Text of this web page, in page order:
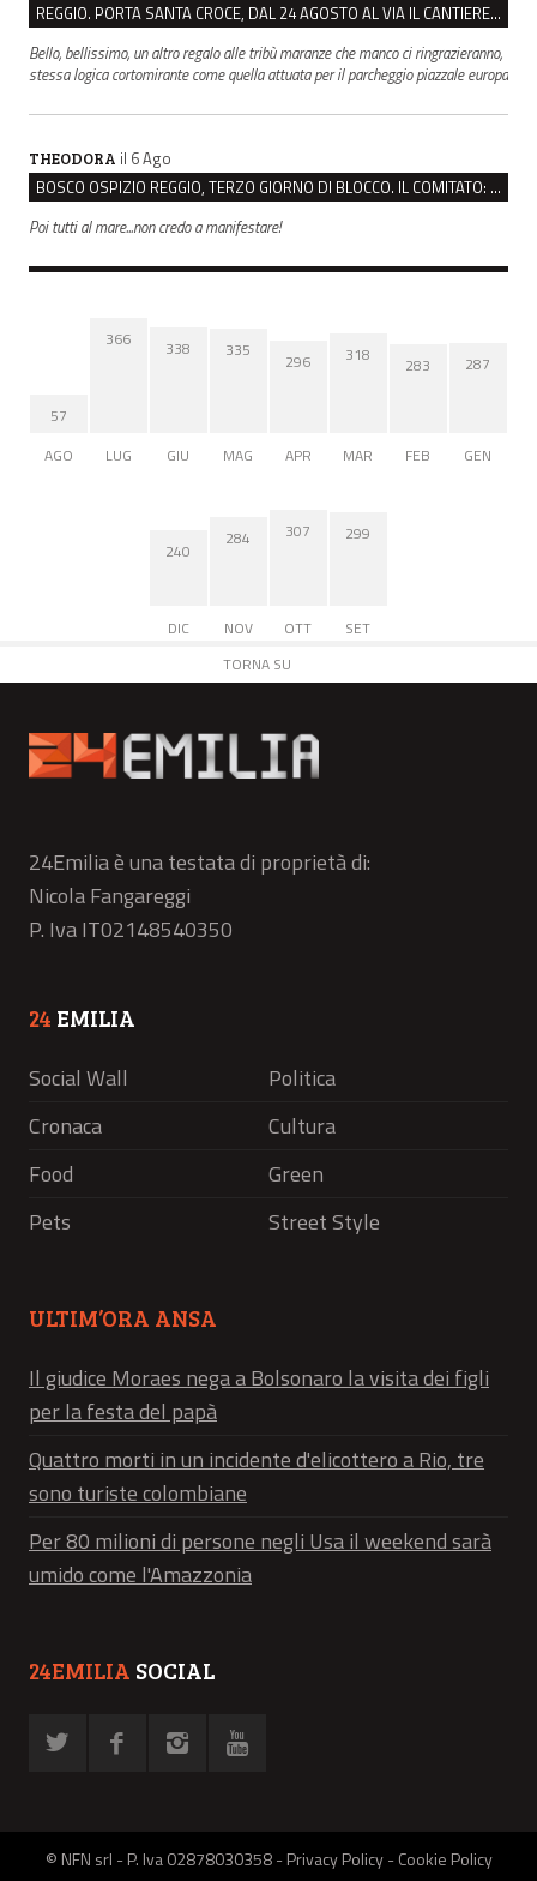
REGGIO. PORTA SANTA CROCE, DAL 24 AGOSTO AL VIA IL CANTIERE PER IL NUOVO COLLETTORE FOGNARIO
Bello, bellissimo, un altro regalo alle tribù maranze che manco ci ringrazieranno,
stessa logica cortomirante come quella attuata per il parcheggio piazzale europa
THEODORA il 6 Ago
BOSCO OSPIZIO REGGIO, TERZO GIORNO DI BLOCCO. IL COMITATO: “PRESIDIO FINO A VENERDÌ”
Poi tutti al mare...non credo a manifestare!
57
AGO
366
LUG
338
GIU
335
MAG
296
APR
318
MAR
283
FEB
287
GEN
240
DIC
284
NOV
307
OTT
299
SET
TORNA SU
24Emilia è una testata di proprietà di:
Nicola Fangareggi
P. Iva IT02148540350
24 EMILIA
Social Wall
Politica
Cronaca
Cultura
Food
Green
Pets
Street Style
ULTIM’ORA ANSA
Il giudice Moraes nega a Bolsonaro la visita dei figli
per la festa del papà
Quattro morti in un incidente d'elicottero a Rio, tre
sono turiste colombiane
Per 80 milioni di persone negli Usa il weekend sarà
umido come l'Amazzonia
24EMILIA SOCIAL
© NFN srl - P. Iva 02878030358 -Privacy Policy-Cookie Policy